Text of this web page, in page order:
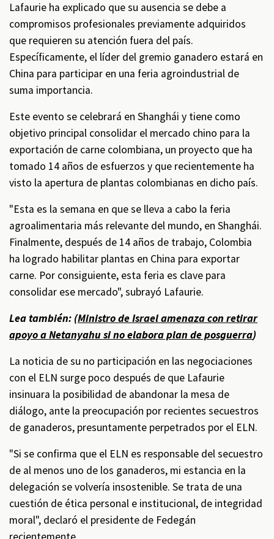
Lafaurie ha explicado que su ausencia se debe a
compromisos profesionales previamente adquiridos
que requieren su atención fuera del país.
Específicamente, el líder del gremio ganadero estará en
China para participar en una feria agroindustrial de
suma importancia.
Este evento se celebrará en Shanghái y tiene como
objetivo principal consolidar el mercado chino para la
exportación de carne colombiana, un proyecto que ha
tomado 14 años de esfuerzos y que recientemente ha
visto la apertura de plantas colombianas en dicho país.
"Esta es la semana en que se lleva a cabo la feria
agroalimentaria más relevante del mundo, en Shanghái.
Finalmente, después de 14 años de trabajo, Colombia
ha logrado habilitar plantas en China para exportar
carne. Por consiguiente, esta feria es clave para
consolidar ese mercado", subrayó Lafaurie.
Lea también: (Ministro de Israel amenaza con retirar
apoyo a Netanyahu si no elabora plan de posguerra)
La noticia de su no participación en las negociaciones
con el ELN surge poco después de que Lafaurie
insinuara la posibilidad de abandonar la mesa de
diálogo, ante la preocupación por recientes secuestros
de ganaderos, presuntamente perpetrados por el ELN.
"Si se confirma que el ELN es responsable del secuestro
de al menos uno de los ganaderos, mi estancia en la
delegación se volvería insostenible. Se trata de una
cuestión de ética personal e institucional, de integridad
moral", declaró el presidente de Fedegán